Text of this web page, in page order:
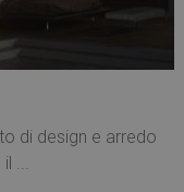
di design e arredo
...